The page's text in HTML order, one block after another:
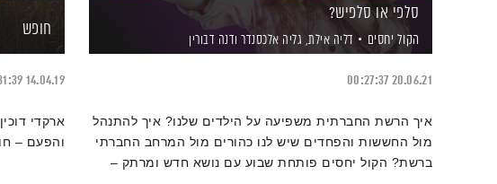
סלפי או סלפיש?
הקול יחסים דליה אילת, גליה אלכסנדר ודנה דבורין
20.06.21
00:27:37
איך הרשת החברתית משפיעה על הילדים שלנו? איך להתנהל
מול החששות והפחדים שיש לנו כהורים מול המרחב החברתי
ברשת? הקול יחסים פותחת שבוע עם נושא חדש ומרתק –
חופש
14.04.19
ארקדי
והפעם –